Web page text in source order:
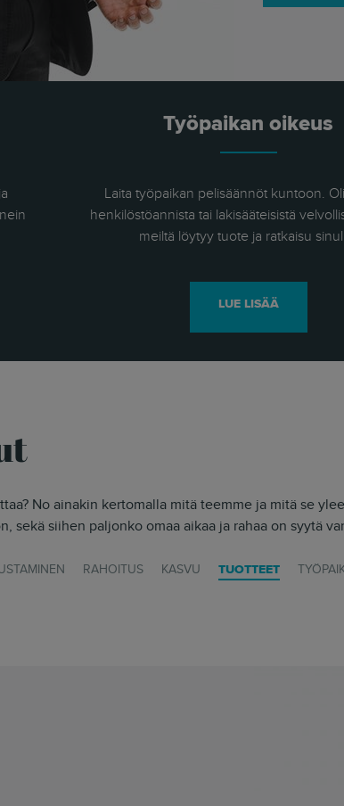
Työpaikan oikeus
Laita työpaikan pelisäännöt kuntoon.
henkilöstöannista tai lakisääteisistä
meiltä löytyy tuote ja ratkaisu
LUE LISÄÄ
No ainakin kertomalla mitä teemme ja mitä se
sekä siihen paljonko omaa aikaa ja rahaa on syytä
RAHOITUS KASVU TUOTTEET